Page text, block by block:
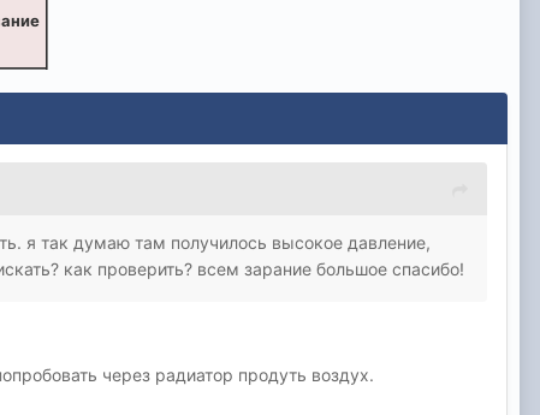
я так думаю там получилось высокое давление,
как проверить? всем зарание большое спасибо!
через радиатор продуть воздух.